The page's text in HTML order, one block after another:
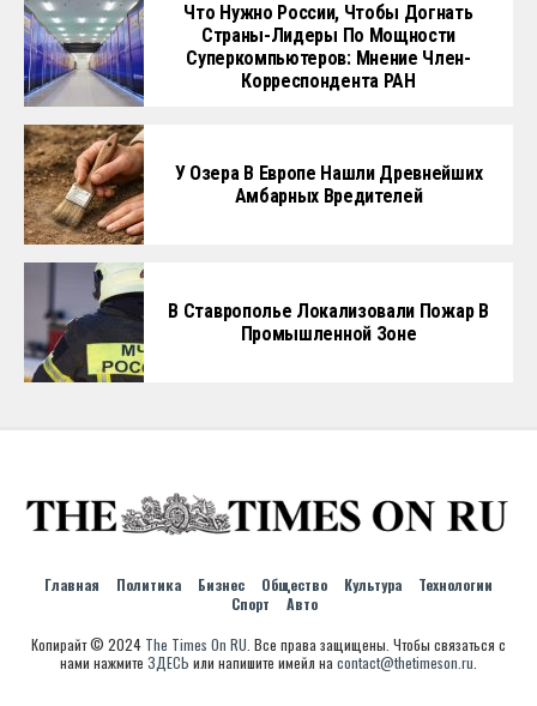
Что Нужно России, Чтобы Догнать
Страны-Лидеры По Мощности
Суперкомпьютеров: Мнение Член-
Корреспондента РАН
У Озера В Европе Нашли Древнейших
Амбарных Вредителей
В Ставрополье Локализовали Пожар В
Промышленной Зоне
Главная Политика Бизнес Общество Культура
Технологии
Спорт
Авто
Копирайт © 2024 The Times On RU . Все права защищены. Чтобы связаться с
нами нажмите ЗДЕСЬ или напишите имейл на contact@thetimeson.ru